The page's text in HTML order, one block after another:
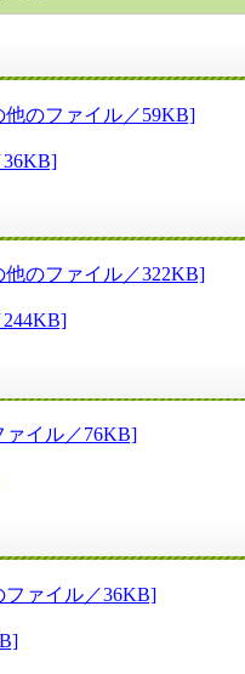
のファイル／59KB]
36KB]
のファイル／322KB]
ァイル／76KB]
ァイル／36KB]